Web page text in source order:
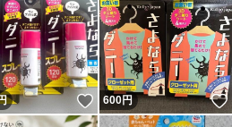
！ いいね！
600円